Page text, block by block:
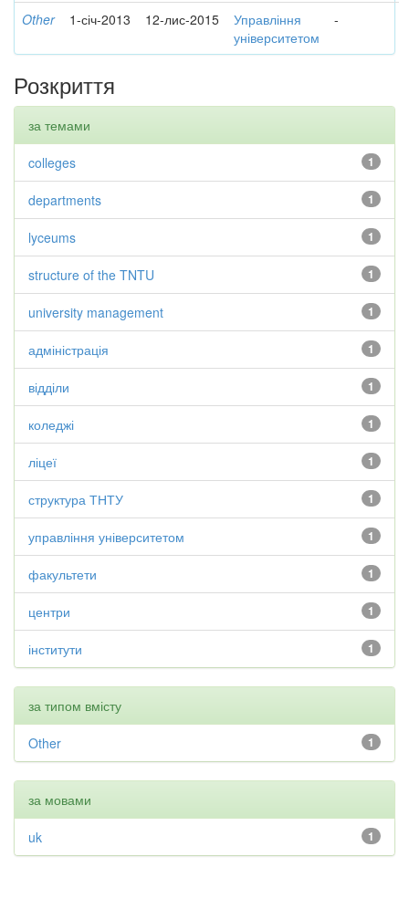
Other 1-січ-2013 12-лис-2015
Управління
університетом
-
Розкриття
за темами
1
colleges
1
departments
1
lyceums
1
structure of the TNTU
1
university management
1
адміністрація
1
відділи
1
коледжі
1
ліцеї
1
структура ТНТУ
1
управління університетом
1
факультети
1
центри
1
інститути
за типом вмісту
1
Other
за мовами
1
uk